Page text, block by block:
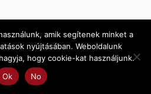
amik segítenek minket a
nyújtásában. Weboldalunk
hogy cookie-kat használjunk.
Ok
No